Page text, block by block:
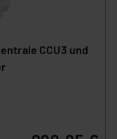
CCU3 und